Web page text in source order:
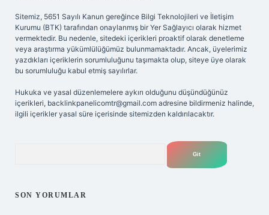
Sitemiz, 5651 Sayılı Kanun gereğince Bilgi Teknolojileri ve İletişim
Kurumu (BTK) tarafından onaylanmış bir Yer Sağlayıcı olarak hizmet
vermektedir. Bu nedenle, sitedeki içerikleri proaktif olarak denetleme
veya araştırma yükümlülüğümüz bulunmamaktadır. Ancak, üyelerimiz
yazdıkları içeriklerin sorumluluğunu taşımakta olup, siteye üye olarak
bu sorumluluğu kabul etmiş sayılırlar.
Hukuka ve yasal düzenlemelere aykırı olduğunu düşündüğünüz
içerikleri, backlinkpanelicomtr@gmail.com adresine bildirmeniz halinde,
ilgili içerikler yasal süre içerisinde sitemizden kaldırılacaktır.
SON YORUMLAR